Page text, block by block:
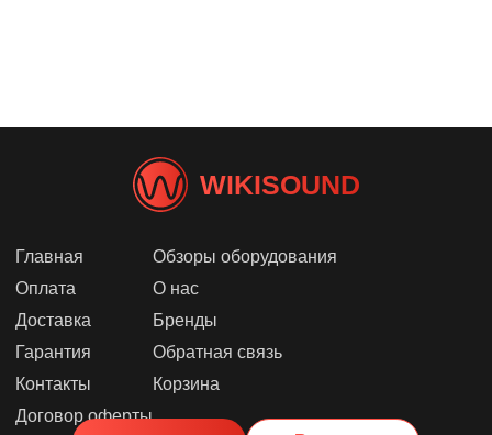
WIKISOUND
Главная
Оплата
Доставка
Гарантия
Контакты
Договор оферты
Обзоры оборудования
О нас
Бренды
Обратная связь
Корзина